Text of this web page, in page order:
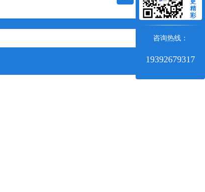
更
精
彩
咨询热线：
19392679317